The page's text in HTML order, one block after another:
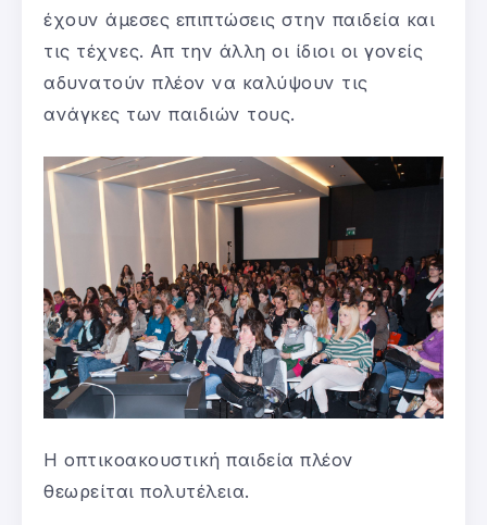
έχουν άμεσες επιπτώσεις στην παιδεία και
τις τέχνες. Απ την άλλη οι ίδιοι οι γονείς
αδυνατούν πλέον να καλύψουν τις
ανάγκες των παιδιών τους.
Η οπτικοακουστική παιδεία πλέον
θεωρείται πολυτέλεια.